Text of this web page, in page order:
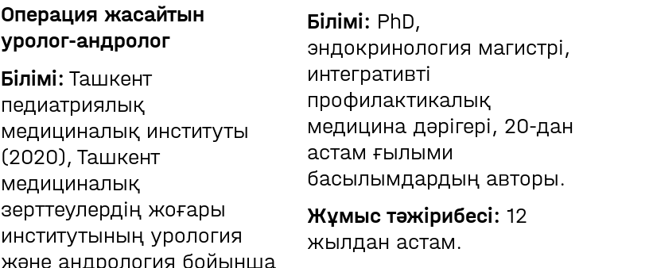
Операция жасайтын
уролог-андролог
Білімі: Ташкент
педиатриялық
медициналық институты
(2020), Ташкент
медициналық
зерттеулердің жоғары
институтының урология
және андрология бойынша
Білімі: PhD,
эндокринология магистрі,
интегративті
профилактикалық
медицина дәрігері, 20-дан
астам ғылыми
басылымдардың авторы.
Жұмыс тәжірибесі: 12
жылдан астам.